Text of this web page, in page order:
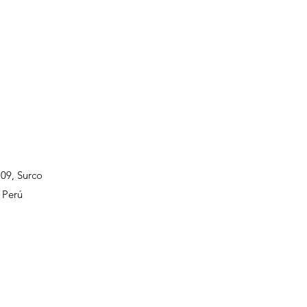
Surco